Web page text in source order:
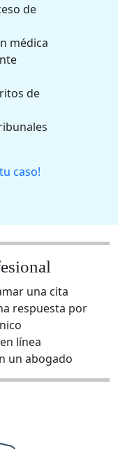
de
médica
de
caso!
una cita
respuesta por
línea
un abogado